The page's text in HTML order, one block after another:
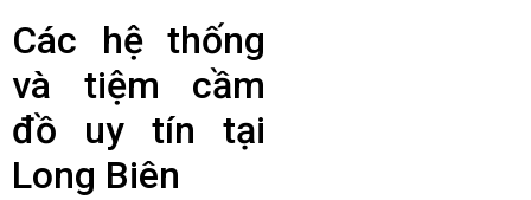
Các hệ thống
và tiệm cầm
đồ uy tín tại
Long Biên